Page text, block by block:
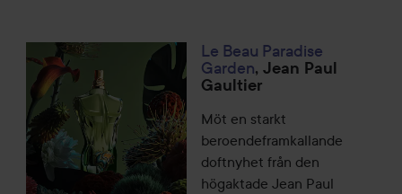
Le Beau Paradise
Garden, Jean Paul
Gaultier
Möt en starkt
beroendeframkallande
doftnyhet från den
högaktade Jean Paul